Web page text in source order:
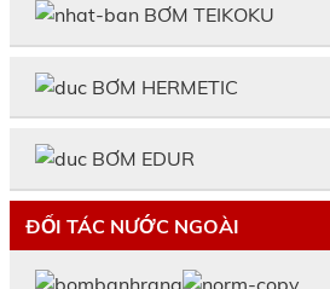
BƠM TEIKOKU
BƠM HERMETIC
BƠM EDUR
ĐỐI TÁC NƯỚC NGOÀI